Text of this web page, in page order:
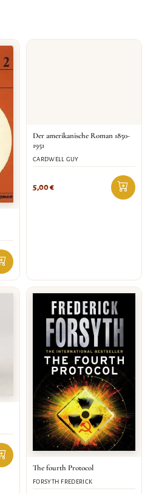
Der amerikanische Roman 1850-
1951
CARDWELL GUY
5,00€
The fourth Protocol
FORSYTH FREDERICK